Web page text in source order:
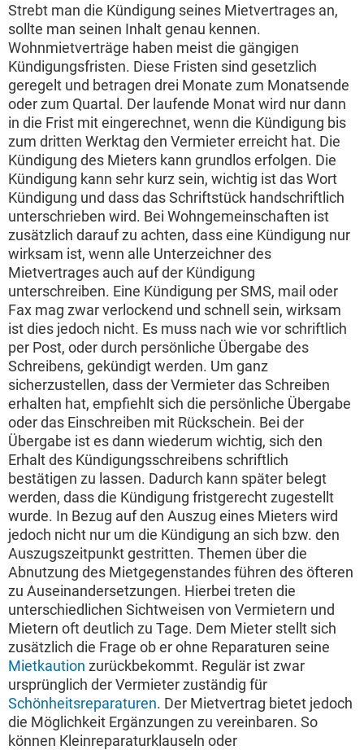
Strebt man die Kündigung seines Mietvertrages an,
sollte man seinen Inhalt genau kennen.
Wohnmietverträge haben meist die gängigen
Kündigungsfristen. Diese Fristen sind gesetzlich
geregelt und betragen drei Monate zum Monatsende
oder zum Quartal. Der laufende Monat wird nur dann
in die Frist mit eingerechnet, wenn die Kündigung bis
zum dritten Werktag den Vermieter erreicht hat. Die
Kündigung des Mieters kann grundlos erfolgen. Die
Kündigung kann sehr kurz sein, wichtig ist das Wort
Kündigung und dass das Schriftstück handschriftlich
unterschrieben wird. Bei Wohngemeinschaften ist
zusätzlich darauf zu achten, dass eine Kündigung nur
wirksam ist, wenn alle Unterzeichner des
Mietvertrages auch auf der Kündigung
unterschreiben. Eine Kündigung per SMS, mail oder
Fax mag zwar verlockend und schnell sein, wirksam
ist dies jedoch nicht. Es muss nach wie vor schriftlich
per Post, oder durch persönliche Übergabe des
Schreibens, gekündigt werden. Um ganz
sicherzustellen, dass der Vermieter das Schreiben
erhalten hat, empfiehlt sich die persönliche Übergabe
oder das Einschreiben mit Rückschein. Bei der
Übergabe ist es dann wiederum wichtig, sich den
Erhalt des Kündigungsschreibens schriftlich
bestätigen zu lassen. Dadurch kann später belegt
werden, dass die Kündigung fristgerecht zugestellt
wurde. In Bezug auf den Auszug eines Mieters wird
jedoch nicht nur um die Kündigung an sich bzw. den
Auszugszeitpunkt gestritten. Themen über die
Abnutzung des Mietgegenstandes führen des öfteren
zu Auseinandersetzungen. Hierbei treten die
unterschiedlichen Sichtweisen von Vermietern und
Mietern oft deutlich zu Tage. Dem Mieter stellt sich
zusätzlich die Frage ob er ohne Reparaturen seine
Mietkaution zurückbekommt. Regulär ist zwar
ursprünglich der Vermieter zuständig für
Schönheitsreparaturen. Der Mietvertrag bietet jedoch
die Möglichkeit Ergänzungen zu vereinbaren. So
können Kleinreparaturklauseln oder